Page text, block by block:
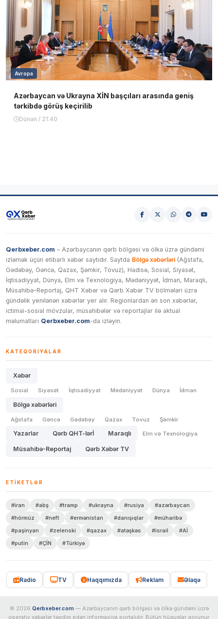
Avropa
Azərbaycan və Ukrayna XİN başçıları arasında geniş
tərkibdə görüş keçirilib
Dünən / 21:40
Qerbxeber.com – Azərbaycanın qərb bölgəsi və ölkə üzrə gündəmi
izləmək üçün etibarlı xəbər saytıdır. Saytda Bölgə xəbərləri (Ağstafa,
Gədəbəy, Gəncə, Qazax, Şəmkir, Tovuz), Hadisə, Sosial, Siyasət,
İqtisadiyyat, Dünya, Elm və Texnologiya, Mədəniyyət, İdman, Maraqlı,
Müsahibə-Reportaj, QHT Xəbər və Qərb Xəbər TV bölmələri üzrə
gündəlik yenilənən xəbərlər yer alır. Regionlardan ən son xəbərlər,
ictimai-sosial mövzular, müsahibələr və reportajlar ilə aktual
məlumatları Qerbxeber.com-da izləyin.
KATEQORIYALAR
Xəbər
Sosial Siyasət İqtisadiyyat Mədəniyyət Dünya İdman
Bölgə xəbərləri
Ağstafa Gəncə Gədəbəy Qazax Tovuz Şəmkir
Yazarlar Qərb QHT-lərİ Maraqlı Elm və Texnologiya
Müsahibə-Reportaj Qərb Xəbər TV
ETIKETLƏR
#iran #abş #tramp #ukrayna #rusiya
#azərbaycan
#hörmüz
#neft #ermənistan #danışıqlar
#müharibə
#paşinyan
#zelenski #qazax #atəşkəs #israil
#Aİ
#putin
#ÇİN #Türkiyə
Radio TV Haqqımızda Reklam Əlaqə
© 2026 Qerbxeber.com — Azərbaycanın qərb bölgəsi və ölkə gündəmi üzrə
operativ xəbərlər təqdim edən informasiya portalıdır. Bütün hüquqlar qorunur.